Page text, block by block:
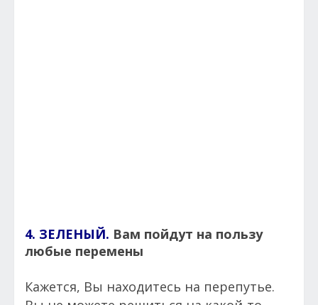
4. ЗЕЛЕНЫЙ. Вам пойдут на пользу
любые перемены
Кажется, Вы находитесь на перепутье.